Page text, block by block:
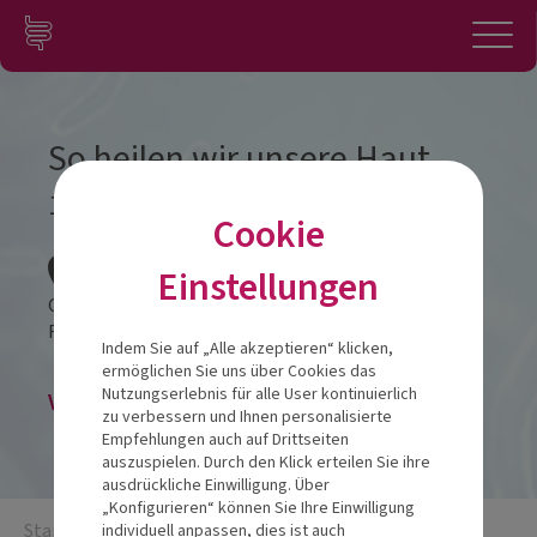
Zum Inhalt springen
Konto
So heilen wir unsere Haut
19.11.2025
Cap Polonio
Fahltskamp 48,
Veranstaltung abgesagt
Startseite/So heilen wir unsere Haut
Cookie
Einstellungen
Indem Sie auf „Alle akzeptieren“ klicken,
ermöglichen Sie uns über Cookies das
Nutzungserlebnis für alle User kontinuierlich
zu verbessern und Ihnen personalisierte
Empfehlungen auch auf Drittseiten
auszuspielen. Durch den Klick erteilen Sie ihre
ausdrückliche Einwilligung. Über
„Konfigurieren“ können Sie Ihre Einwilligung
individuell anpassen, dies ist auch